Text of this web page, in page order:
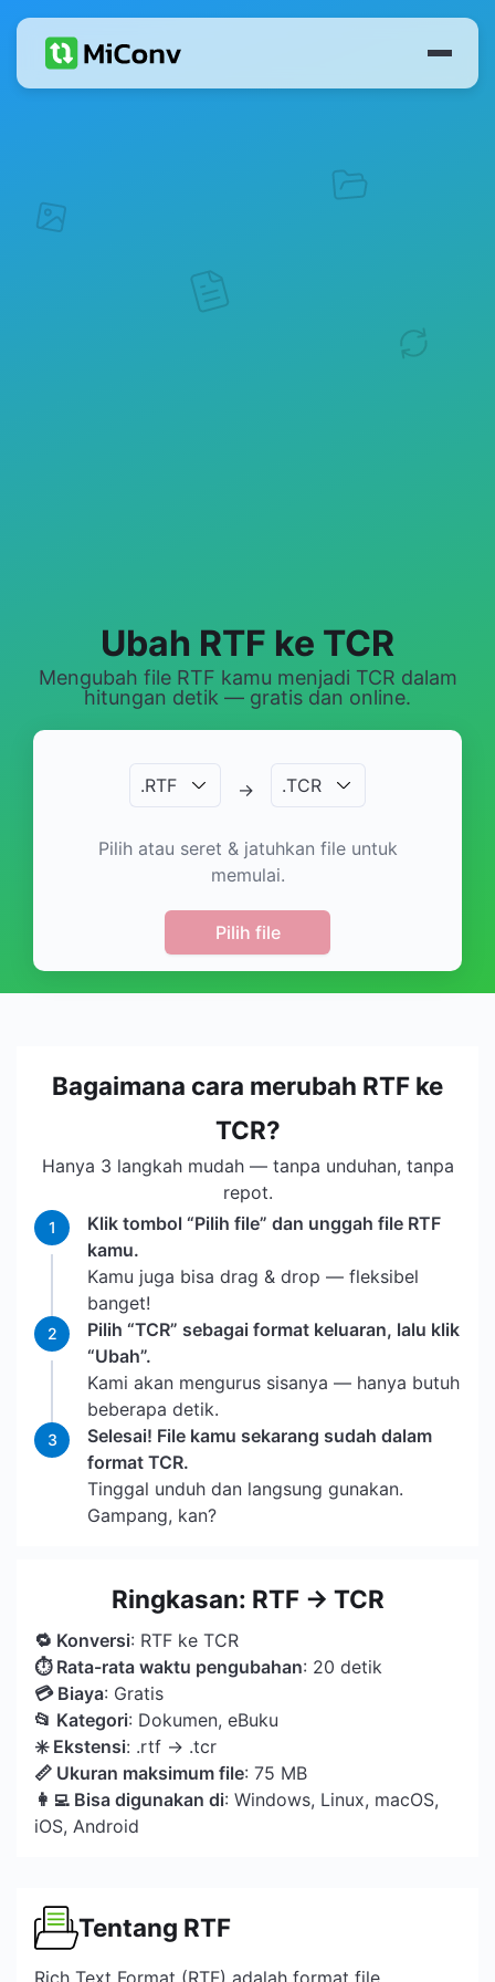
Ubah RTF ke TCR
Mengubah file RTF kamu menjadi TCR dalam
hitungan detik — gratis dan online.
.RTF → .TCR
Pilih atau seret & jatuhkan file untuk
memulai.
Pilih file
Bagaimana cara merubah RTF ke
TCR?
Hanya 3 langkah mudah — tanpa unduhan, tanpa
repot.
1
Klik tombol “Pilih file” dan unggah file RTF
kamu.
Kamu juga bisa drag & drop — fleksibel
banget!
2
Pilih “TCR” sebagai format keluaran, lalu klik
“Ubah”.
Kami akan mengurus sisanya — hanya butuh
beberapa detik.
3
Selesai! File kamu sekarang sudah dalam
format TCR.
Tinggal unduh dan langsung gunakan.
Gampang, kan?
Ringkasan: RTF → TCR
🔁 Konversi: RTF ke TCR
⏱ Rata-rata waktu pengubahan: 20 detik
💳 Biaya: Gratis
📂 Kategori: Dokumen, eBuku
️✳️ Ekstensi: .rtf → .tcr
📏 Ukuran maksimum file: 75 MB
👩‍💻 Bisa digunakan di: Windows, Linux, macOS,
iOS, Android
Tentang RTF
Rich Text Format (RTF) adalah format file